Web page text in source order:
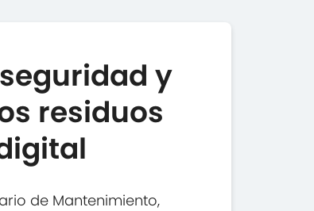
y
residuos
de Mantenimiento,